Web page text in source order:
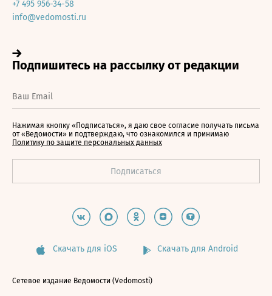
+7 495 956-34-58
info@vedomosti.ru
Нажимая кнопку «Подписаться», я даю свое согласие получать письма
от «Ведомости» и подтверждаю, что ознакомился и принимаю
Политику по защите персональных данных
Скачать для iOS Скачать для Android
Сетевое издание Ведомости (Vedomosti)